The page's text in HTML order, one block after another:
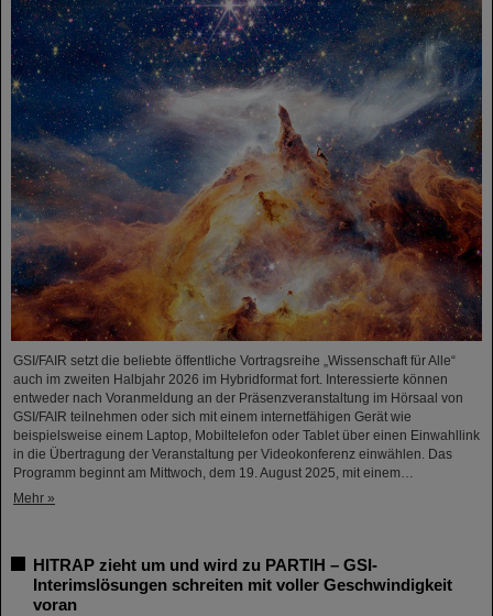
GSI/FAIR setzt die beliebte öffentliche Vortragsreihe „Wissenschaft für Alle“
auch im zweiten Halbjahr 2026 im Hybridformat fort. Interessierte können
entweder nach Voranmeldung an der Präsenzveranstaltung im Hörsaal von
GSI/FAIR teilnehmen oder sich mit einem internetfähigen Gerät wie
beispielsweise einem Laptop, Mobiltelefon oder Tablet über einen Einwahllink
in die Übertragung der Veranstaltung per Videokonferenz einwählen. Das
Programm beginnt am Mittwoch, dem 19. August 2025, mit einem…
Mehr »
HITRAP zieht um und wird zu PARTIH – GSI-
Interimslösungen schreiten mit voller Geschwindigkeit
voran